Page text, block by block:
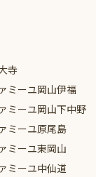
寺
ミーユ岡山伊福
ミーユ岡山下中野
ミーユ原尾島
ミーユ東岡山
ミーユ中仙道